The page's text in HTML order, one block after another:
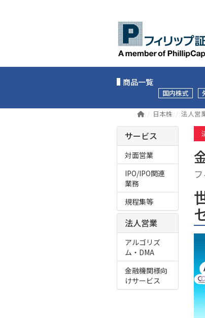
商品一覧
国内株式
日本株 法人営
サービス
対面営業
IPO/IPO関連
業務
規程集等
法人営業
アルゴリズ
ム・DMA
金融機関様向
けサービス